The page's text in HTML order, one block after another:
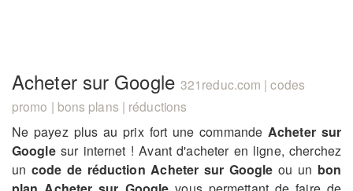
Acheter sur Google 321reduc.com | codes
promo | bons plans | réductions
Ne payez plus au prix fort une commandeAcheter sur
Googlesur internet ! Avant d'acheter en ligne, cherchez
un code de réduction Acheter sur Google ou un bon